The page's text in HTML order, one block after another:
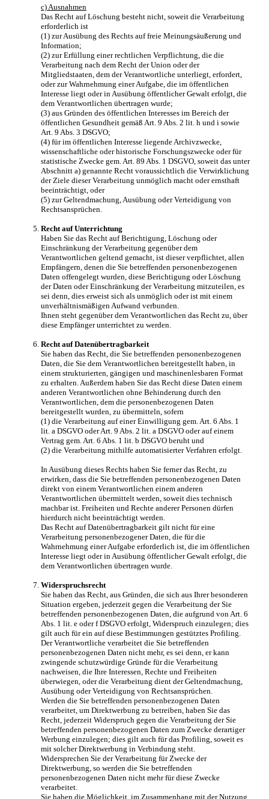
c) Ausnahmen
Das Recht auf Löschung besteht nicht, soweit die Verarbeitung
erforderlich ist
(1) zur Ausübung des Rechts auf freie Meinungsäußerung und
Information;
(2) zur Erfüllung einer rechtlichen Verpflichtung, die die
Verarbeitung nach dem Recht der Union oder der
Mitgliedstaaten, dem der Verantwortliche unterliegt, erfordert,
oder zur Wahrnehmung einer Aufgabe, die im öffentlichen
Interesse liegt oder in Ausübung öffentlicher Gewalt erfolgt, die
dem Verantwortlichen übertragen wurde;
(3) aus Gründen des öffentlichen Interesses im Bereich der
öffentlichen Gesundheit gemäß Art. 9 Abs. 2 lit. h und i sowie
Art. 9 Abs. 3 DSGVO;
(4) für im öffentlichen Interesse liegende Archivzwecke,
wissenschaftliche oder historische Forschungszwecke oder für
statistische Zwecke gem. Art. 89 Abs. 1 DSGVO, soweit das unter
Abschnitt a) genannte Recht voraussichtlich die Verwirklichung
der Ziele dieser Verarbeitung unmöglich macht oder ernsthaft
beeinträchtigt, oder
(5) zur Geltendmachung, Ausübung oder Verteidigung von
Rechtsansprüchen.
Recht auf Unterrichtung
Haben Sie das Recht auf Berichtigung, Löschung oder
Einschränkung der Verarbeitung gegenüber dem
Verantwortlichen geltend gemacht, ist dieser verpflichtet, allen
Empfängern, denen die Sie betreffenden personenbezogenen
Daten offengelegt wurden, diese Berichtigung oder Löschung
der Daten oder Einschränkung der Verarbeitung mitzuteilen, es
sei denn, dies erweist sich als unmöglich oder ist mit einem
unverhältnismäßigen Aufwand verbunden.
Ihnen steht gegenüber dem Verantwortlichen das Recht zu, über
diese Empfänger unterrichtet zu werden.
Recht auf Datenübertragbarkeit
Sie haben das Recht, die Sie betreffenden personenbezogenen
Daten, die Sie dem Verantwortlichen bereitgestellt haben, in
einem strukturierten, gängigen und maschinenlesbaren Format
zu erhalten. Außerdem haben Sie das Recht diese Daten einem
anderen Verantwortlichen ohne Behinderung durch den
Verantwortlichen, dem die personenbezogenen Daten
bereitgestellt wurden, zu übermitteln, sofern
(1) die Verarbeitung auf einer Einwilligung gem. Art. 6 Abs. 1
lit. a DSGVO oder Art. 9 Abs. 2 lit. a DSGVO oder auf einem
Vertrag gem. Art. 6 Abs. 1 lit. b DSGVO beruht und
(2) die Verarbeitung mithilfe automatisierter Verfahren erfolgt.
In Ausübung dieses Rechts haben Sie ferner das Recht, zu
erwirken, dass die Sie betreffenden personenbezogenen Daten
direkt von einem Verantwortlichen einem anderen
Verantwortlichen übermittelt werden, soweit dies technisch
machbar ist. Freiheiten und Rechte anderer Personen dürfen
hierdurch nicht beeinträchtigt werden.
Das Recht auf Datenübertragbarkeit gilt nicht für eine
Verarbeitung personenbezogener Daten, die für die
Wahrnehmung einer Aufgabe erforderlich ist, die im öffentlichen
Interesse liegt oder in Ausübung öffentlicher Gewalt erfolgt, die
dem Verantwortlichen übertragen wurde.
Widerspruchsrecht
Sie haben das Recht, aus Gründen, die sich aus Ihrer besonderen
Situation ergeben, jederzeit gegen die Verarbeitung der Sie
betreffenden personenbezogenen Daten, die aufgrund von Art. 6
Abs. 1 lit. e oder f DSGVO erfolgt, Widerspruch einzulegen; dies
gilt auch für ein auf diese Bestimmungen gestütztes Profiling.
Der Verantwortliche verarbeitet die Sie betreffenden
personenbezogenen Daten nicht mehr, es sei denn, er kann
zwingende schutzwürdige Gründe für die Verarbeitung
nachweisen, die Ihre Interessen, Rechte und Freiheiten
überwiegen, oder die Verarbeitung dient der Geltendmachung,
Ausübung oder Verteidigung von Rechtsansprüchen.
Werden die Sie betreffenden personenbezogenen Daten
verarbeitet, um Direktwerbung zu betreiben, haben Sie das
Recht, jederzeit Widerspruch gegen die Verarbeitung der Sie
betreffenden personenbezogenen Daten zum Zwecke derartiger
Werbung einzulegen; dies gilt auch für das Profiling, soweit es
mit solcher Direktwerbung in Verbindung steht.
Widersprechen Sie der Verarbeitung für Zwecke der
Direktwerbung, so werden die Sie betreffenden
personenbezogenen Daten nicht mehr für diese Zwecke
verarbeitet.
Sie haben die Möglichkeit, im Zusammenhang mit der Nutzung